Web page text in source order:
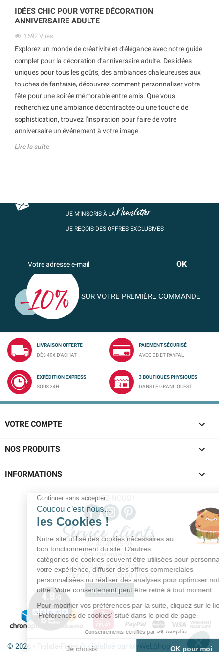
IDÉES CHIC POUR VOTRE DÉCORATION
ANNIVERSAIRE ADULTE
1692 Vues
Explorez un monde de créativité et d'élégance avec notre guide
complet pour la décoration d'anniversaire adulte. Des idées
uniques pour tous les goûts, des ambiances chaleureuses aux
touches de fantaisie, découvrez comment personnaliser votre
fête pour une soirée mémorable entre amis. Que vous
recherchiez une ambiance décontractée ou une touche de
sophistication, trouvez l'inspiration pour faire de votre
anniversaire un événement à votre image.
Lire la suite
JE M’INSCRIS À LANewsletter
JE REÇOIS DES OFFRES EXCLUSIVES
SUR VOTRE PREMIÈRE COMMANDE
LIVRAISON OFFERTE
DÈS 49€ D'ACHAT
PAIEMENT SÉCURISÉ
AVEC CB ET PAYPAL
EXPÉDITION EXPRESS
SOUS 24H
3 BOUTIQUES PHYSIQUES
DANS LE GRAND OUEST
VOTRE COMPTE 
NOS PRODUITS 
INFORMATIONS 
SUIVEZ-NOUS !
Service clients
02-40-45-25-96
Du lundi au vendredi
10h00-12h30 / 15h00-18h30
Nous écrire >
© 2026 - Tralala-Fetes.fr - Réalisé par MyWebShop